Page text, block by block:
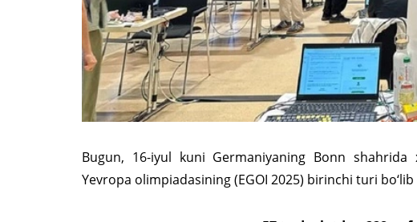
Bugun, 16-iyul kuni Germaniyaning Bonn shahrida
Yevropa olimpiadasining (EGOI 2025) birinchi turi bo‘lib